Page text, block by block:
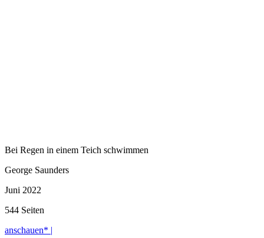
Bei Regen in einem Teich schwimmen
George Saunders
Juni 2022
544 Seiten
anschauen* |